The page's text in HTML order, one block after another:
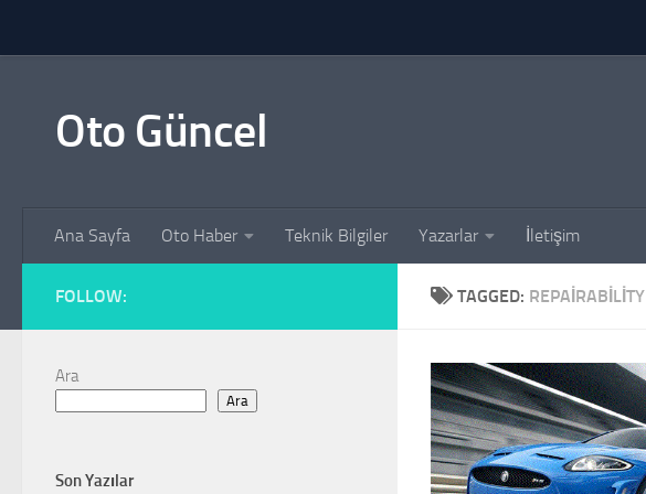
Oto Güncel
Ana Sayfa Oto Haber Teknik Bilgiler Yazarlar İletişim
TAGGED: REPAIRABILITY
FOLLOW:
Ara
Ara
Son Yazılar